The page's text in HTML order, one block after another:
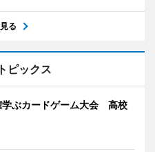
る
ピックス
学ぶカードゲーム大会 高校